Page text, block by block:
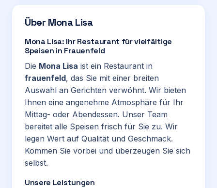
Über Mona Lisa
Mona Lisa: Ihr Restaurant für vielfältige
Speisen in Frauenfeld
Die Mona Lisa ist ein Restaurant in
frauenfeld, das Sie mit einer breiten
Auswahl an Gerichten verwöhnt. Wir bieten
Ihnen eine angenehme Atmosphäre für Ihr
Mittag- oder Abendessen. Unser Team
bereitet alle Speisen frisch für Sie zu. Wir
legen Wert auf Qualität und Geschmack.
Kommen Sie vorbei und überzeugen Sie sich
selbst.
Unsere Leistungen